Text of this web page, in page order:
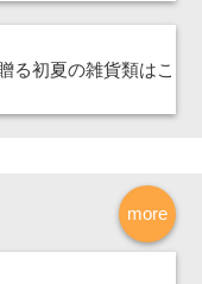
る初夏の雑貨類はこ
more